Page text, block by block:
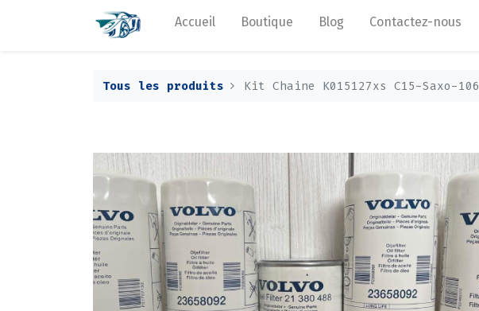
Accueil Boutique Blog Contactez-nous
Tous les produits Kit Chaine K015127xs C15-Saxo-106